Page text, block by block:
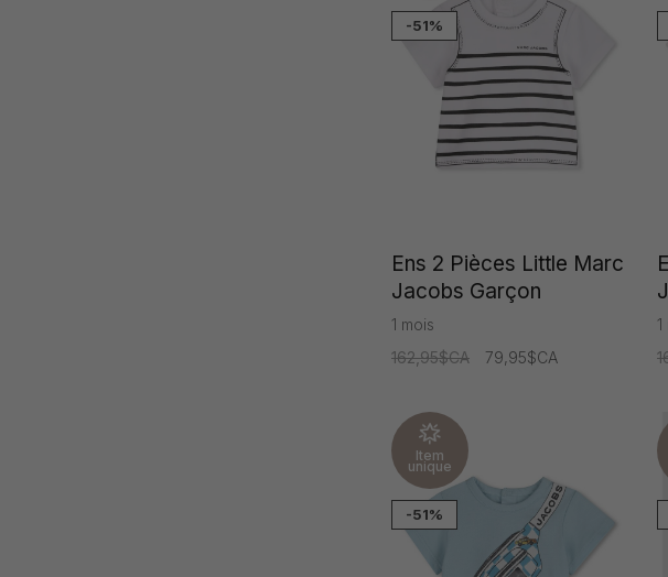
-51%
Ens 2 Pièces Little Marc
Jacobs Garçon
1 mois
162,95$CA
79,95$CA
Item
unique
-51%